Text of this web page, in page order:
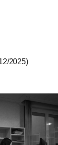
2025)